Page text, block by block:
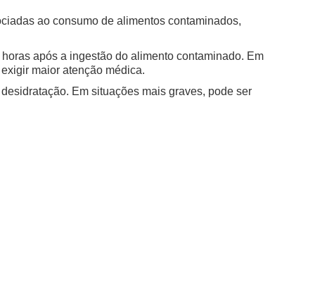
ao consumo de alimentos contaminados,
após a ingestão do alimento contaminado. Em
maior atenção médica.
Em situações mais graves, pode ser